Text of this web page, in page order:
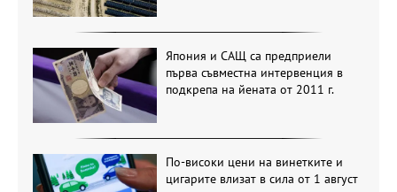
Япония и САЩ са предприели
първа съвместна интервенция в
подкрепа на йената от 2011 г.
По-високи цени на винетките и
цигарите влизат в сила от 1 август